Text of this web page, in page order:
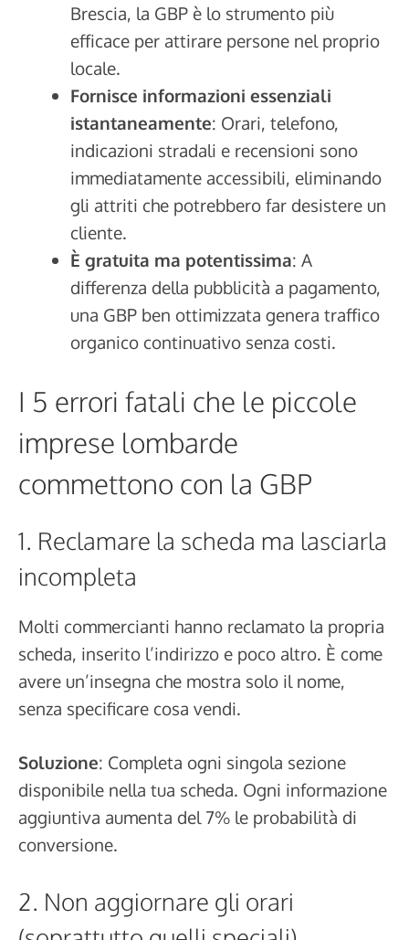
Brescia, la GBP è lo strumento più
efficace per attirare persone nel proprio
locale.
Fornisce informazioni essenziali
istantaneamente: Orari, telefono,
indicazioni stradali e recensioni sono
immediatamente accessibili, eliminando
gli attriti che potrebbero far desistere un
cliente.
È gratuita ma potentissima: A
differenza della pubblicità a pagamento,
una GBP ben ottimizzata genera traffico
organico continuativo senza costi.
I 5 errori fatali che le piccole
imprese lombarde
commettono con la GBP
1. Reclamare la scheda ma lasciarla
incompleta
Molti commercianti hanno reclamato la propria
scheda, inserito l’indirizzo e poco altro. È come
avere un’insegna che mostra solo il nome,
senza specificare cosa vendi.
Soluzione: Completa ogni singola sezione
disponibile nella tua scheda. Ogni informazione
aggiuntiva aumenta del 7% le probabilità di
conversione.
2. Non aggiornare gli orari